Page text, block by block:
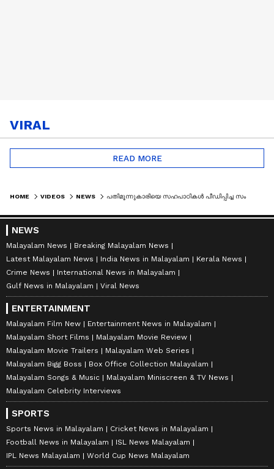
VIRAL
READ MORE
HOME VIDEOS NEWS പതിമൂന്നുകാരിയെ സഹപാഠികൾ പീഡിപ്പിച്ച സംഭവം; പ്രതികളിൽ പ്രായപൂർത്തിയായവരും | PATHANAMTHITTA
NEWS
Malayalam News
Breaking Malayalam News
Latest Malayalam News
India News in Malayalam
Kerala News
Crime News
International News in Malayalam
Gulf News in Malayalam
Viral News
ENTERTAINMENT
Malayalam Film New
Entertainment News in Malayalam
Malayalam Short Films
Malayalam Movie Review
Malayalam Movie Trailers
Malayalam Web Series
Malayalam Bigg Boss
Box Office Collection Malayalam
Malayalam Songs & Music
Malayalam Miniscreen & TV News
Malayalam Celebrity Interviews
SPORTS
Sports News in Malayalam
Cricket News in Malayalam
Football News in Malayalam
ISL News Malayalam
IPL News Malayalam
World Cup News Malayalam